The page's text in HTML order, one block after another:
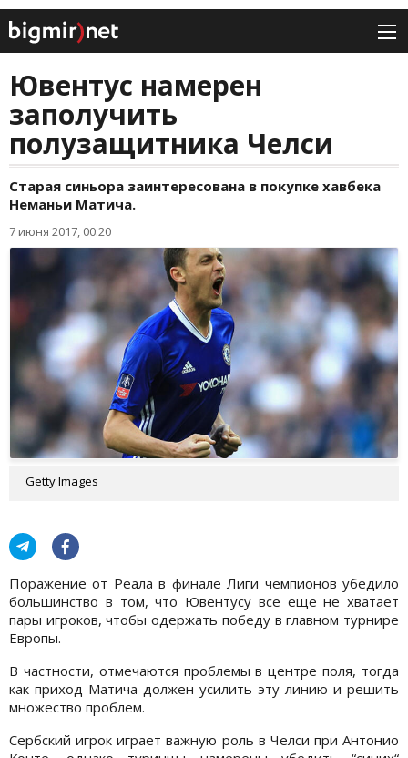
Ювентус намерен
заполучить
полузащитника Челси
Старая синьора заинтересована в покупке хавбека
Неманьи Матича.
7 июня 2017, 00:20
Getty Images
Поражение от Реала в финале Лиги чемпионов убедило
большинство в том, что Ювентусу все еще не хватает
пары игроков, чтобы одержать победу в главном турнире
Европы.
В частности, отмечаются проблемы в центре поля, тогда
как приход Матича должен усилить эту линию и решить
множество проблем.
Сербский игрок играет важную роль в Челси при Антонио